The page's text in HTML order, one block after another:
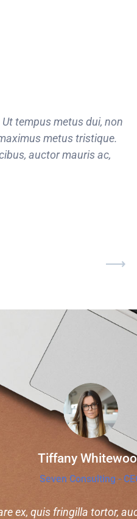
tempus metus dui, non
metus tristique.
auctor mauris ac,
Tiffany
Seven Consulting -
ex, quis fringilla tortor,